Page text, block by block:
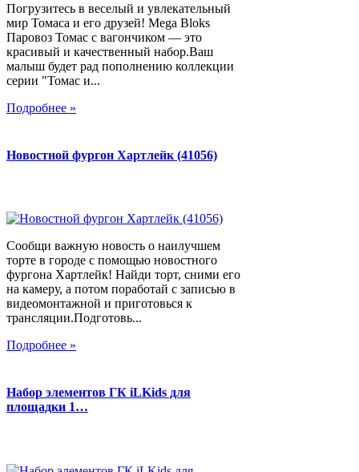
Погрузитесь в веселый и увлекательный
мир Томаса и его друзей! Mega Bloks
Паровоз Томас с вагончиком — это
красивый и качественный набор.Ваш
малыш будет рад пополнению коллекции
серии "Томас и...
Подробнее »
Новостной фургон Хартлейк (41056)
Сообщи важную новость о наилучшем
торте в городе с помощью новостного
фургона Хартлейк! Найди торт, сними его
на камеру, а потом поработай с записью в
видеомонтажной и приготовься к
трансляции.Подготовь...
Подробнее »
Набор элементов ГК iLKids для
площадки 1…